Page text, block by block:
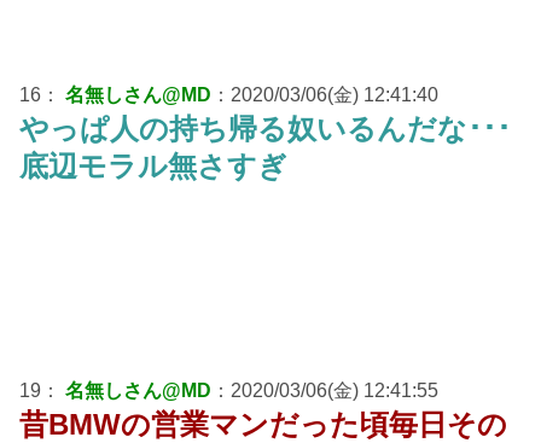
16： 名無しさん@MD ：2020/03/06(金) 12:41:40
やっぱ人の持ち帰る奴いるんだな･･･
底辺モラル無さすぎ
19： 名無しさん@MD ：2020/03/06(金) 12:41:55
昔BMWの営業マンだった頃毎日その